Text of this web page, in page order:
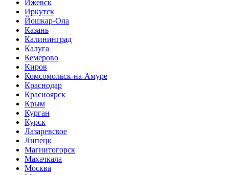
Ижевск
Иркутск
Йошкар-Ола
Казань
Калининград
Калуга
Кемерово
Киров
Комсомольск-на-Амуре
Краснодар
Красноярск
Крым
Курган
Курск
Лазаревское
Липецк
Магнитогорск
Махачкала
Москва